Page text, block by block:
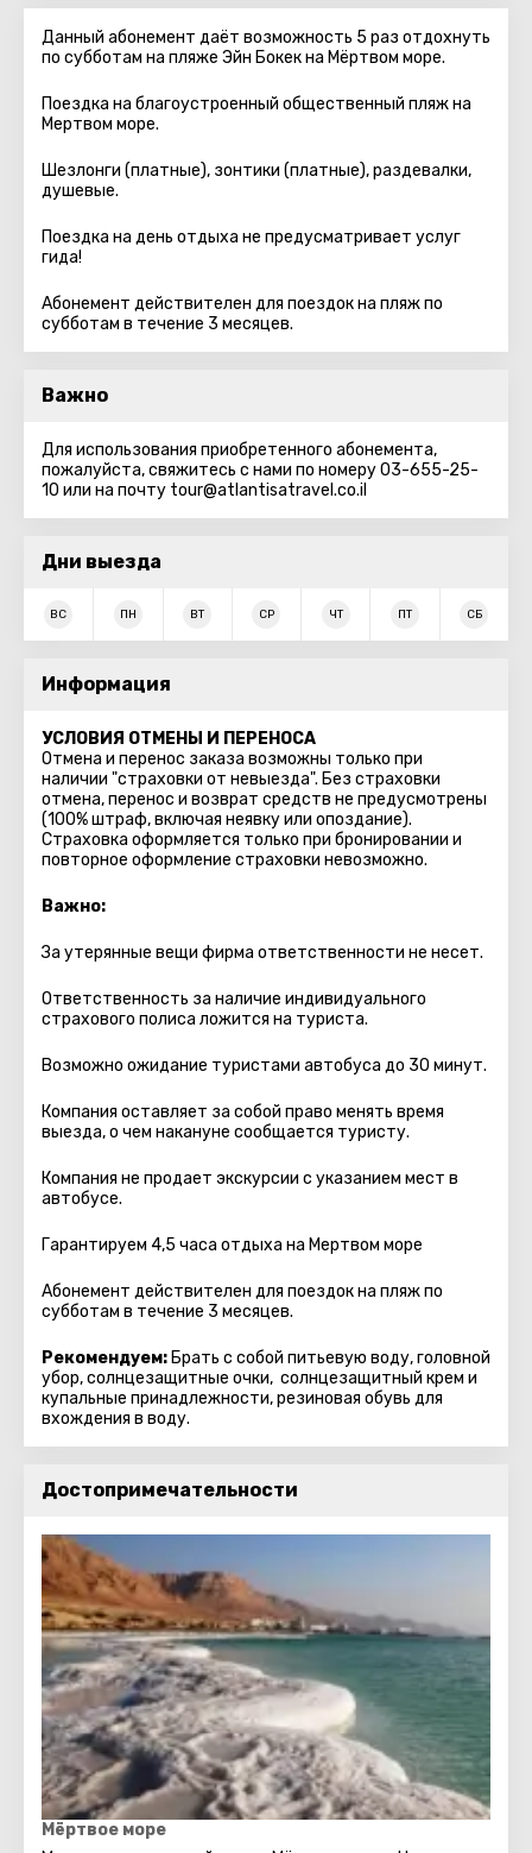
Данный абонемент даёт возможность 5 раз отдохнуть
по субботам на пляже Эйн Бокек на Мёртвом море.
Поездка на благоустроенный общественный пляж на
Мертвом море.
Шезлонги (платные), зонтики (платные), раздевалки,
душевые.
Поездка на день отдыха не предусматривает услуг
гида!
Абонемент действителен для поездок на пляж по
субботам в течение 3 месяцев.
Важно
Для использования приобретенного абонемента,
пожалуйста, свяжитесь с нами по номеру 03-655-25-
10 или на почту tour@atlantisatravel.co.il
Дни выезда
ВС ПН ВТ СР ЧТ ПТ СБ
Информация
УСЛОВИЯ ОТМЕНЫ И ПЕРЕНОСА
Отмена и перенос заказа возможны только при
наличии "страховки от невыезда". Без страховки
отмена, перенос и возврат средств не предусмотрены
(100% штраф, включая неявку или опоздание).
Страховка оформляется только при бронировании и
повторное оформление страховки невозможно.
Важно:
За утерянные вещи фирма ответственности не несет.
Ответственность за наличие индивидуального
страхового полиса ложится на туриста.
Возможно ожидание туристами автобуса до 30 минут.
Компания оставляет за собой право менять время
выезда, о чем накануне сообщается туристу.
Компания не продает экскурсии с указанием мест в
автобуcе.
Гарантируем 4,5 часа отдыха на Мертвом море
Абонемент действителен для поездок на пляж по
субботам в течение 3 месяцев.
Рекомендуем: Брать с собой питьевую воду, головной
убор, солнцезащитные очки, солнцезащитный крем и
купальные принадлежности, резиновая обувь для
вхождения в воду.
Достопримечательности
Мёртвое море